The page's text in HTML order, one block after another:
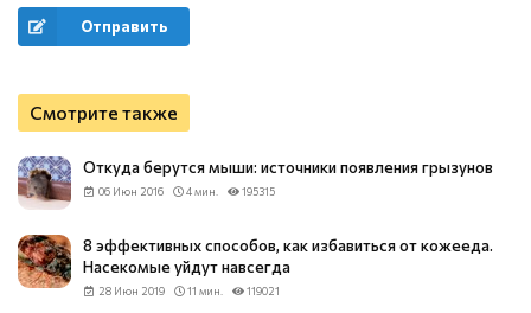
Отправить
Смотрите также
Откуда берутся мыши: источники появления грызунов
06 Июн 2016 4 мин. 195315
8 эффективных способов, как избавиться от кожееда.
Насекомые уйдут навсегда
28 Июн 2019 11 мин. 119021